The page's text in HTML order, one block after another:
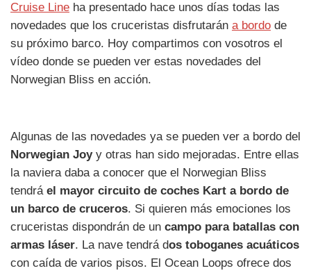
Cruise Line ha presentado hace unos días todas las
novedades que los cruceristas disfrutarán a bordo de
su próximo barco. Hoy compartimos con vosotros el
vídeo donde se pueden ver estas novedades del
Norwegian Bliss en acción.
Algunas de las novedades ya se pueden ver a bordo del
Norwegian Joyy otras han sido mejoradas. Entre ellas
la naviera daba a conocer que el Norwegian Bliss
tendrá el mayor circuito de coches Kart a bordo de
un barco de cruceros. Si quieren más emociones los
cruceristas dispondrán de un campo para batallas con
armas láser. La nave tendrá dos toboganes acuáticos
con caída de varios pisos. El Ocean Loops ofrece dos